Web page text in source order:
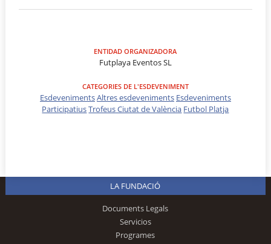
ENTIDAD ORGANIZADORA
Futplaya Eventos SL
CATEGORIES DE L'ESDEVENIMENT
EsdevenimentsAltres esdeveniments Esdeveniments
ParticipatiusTrofeus Ciutat de València Futbol Platja
LA FUNDACIÓ
Documents Legals
Servicios
Programes